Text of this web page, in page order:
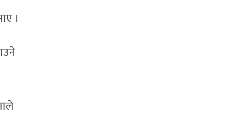
।